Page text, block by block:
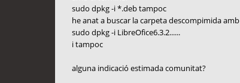
sudo dpkg -i *.deb tampoc
he anat a buscar la carpeta descompimida amb
sudo dpkg -i LibreOfice6.3.2......
i tampoc
alguna indicació estimada comunitat?